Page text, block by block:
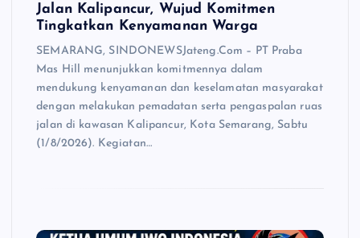
Jalan Kalipancur, Wujud Komitmen
Tingkatkan Kenyamanan Warga
SEMARANG, SINDONEWSJateng.Com – PT Praba
Mas Hill menunjukkan komitmennya dalam
mendukung kenyamanan dan keselamatan masyarakat
dengan melakukan pemadatan serta pengaspalan ruas
jalan di kawasan Kalipancur, Kota Semarang, Sabtu
(1/8/2026). Kegiatan…